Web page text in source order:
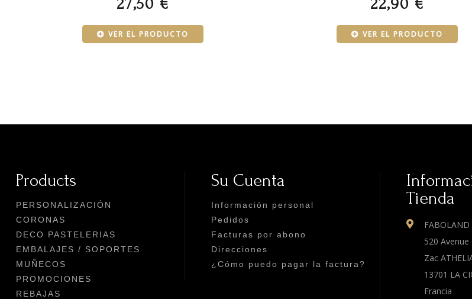
27,50 €
VER EL PRODUCTO
22,90 €
VER EL PRODUCTO
Products
PERSONALIZACIÓN
CORONAS
DECO PASTELERIAS
EMBALAJES / SOPORTES
MUÑECOS
PROMOCIONES
REBAJAS
Su Cuenta
Información personal
Pedidos
Facturas por abono
Direcciones
¿Cómo puedo pagar la factura?
Tienda
FABOLAND
520 Avenue
Zac
13701 LA
Francia